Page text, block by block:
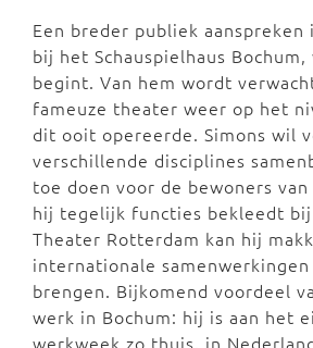
Een breder publiek aanspreken
bij het Schauspielhaus
begint. Van hem wordt
fameuze theater weer op het
dit ooit opereerde. Simons wil
verschillende disciplines
toe doen voor de bewoners
hij tegelijk functies bekleedt bij
Theater Rotterdam kan hij
internationale
brengen. Bijkomend voordeel
werk in Bochum: hij is aan het
werkweek zo thuis, in